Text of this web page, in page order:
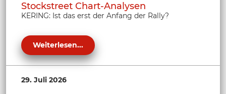
Stockstreet Chart-Analysen
KERING: Ist das erst der Anfang der Rally?
Weiterlesen...
29. Juli 2026